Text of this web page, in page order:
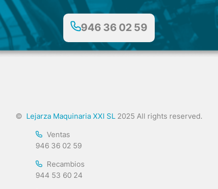
946 36 02 59
© Lejarza Maquinaria XXI SL 2025 All rights reserved.
Ventas
946 36 02 59
Recambios
944 53 60 24